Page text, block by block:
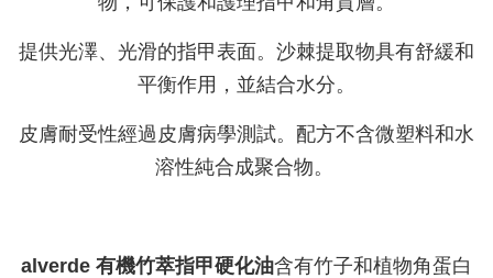
提供光澤、光滑的指甲表面。沙棘提取物具有舒緩和
平衡作用，並結合水分。
皮膚耐受性經過皮膚病學測試。配方不含微塑料和水
溶性純合成聚合物。
alverde 有機竹萃指甲硬化油含有竹子和植物角蛋白